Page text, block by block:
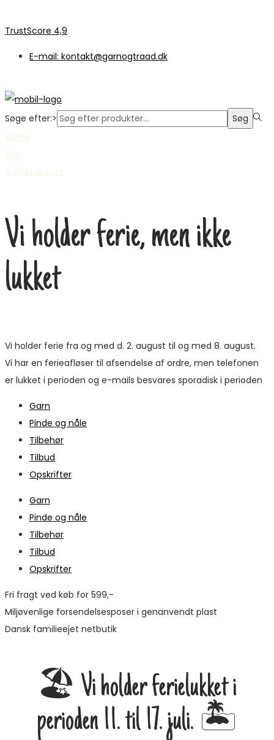
TrustScore 4,9
E-mail: kontakt@garnogtraad.dk
Søge efter:>
Søg
Konto
Kurv
0,00 kr. 0 Kurv
Vi holder ferie, men ikke
lukket
Vi holder ferie fra og med d. 2. august til og med 8. august.
Vi har en ferieafløser til afsendelse af ordre, men telefonen
er lukket i perioden og e-mails besvares sporadisk i perioden
Garn
Pinde og nåle
Tilbehør
Tilbud
Opskrifter
Garn
Pinde og nåle
Tilbehør
Tilbud
Opskrifter
Fri fragt ved køb for 599,-
Miljøvenlige forsendelsesposer i genanvendt plast
Dansk familieejet netbutik
🏖️ Vi holder ferielukket i
perioden 11. til 17. juli. 🏝️